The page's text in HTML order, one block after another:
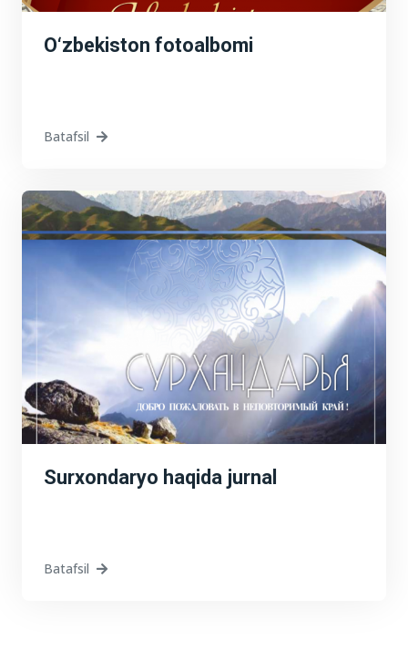
O‘zbekiston fotoalbomi
Batafsil
Surxondaryo haqida jurnal
Batafsil